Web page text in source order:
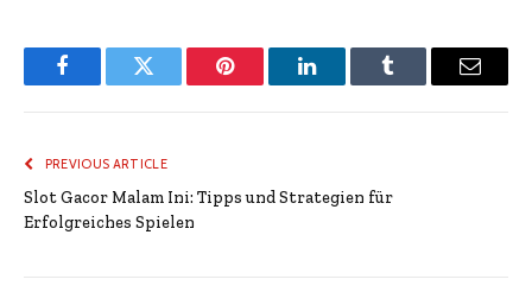
FacebookTwitter Pinterest LinkedInTumblr Email
PREVIOUS ARTICLE
Slot Gacor Malam Ini: Tipps und Strategien für
Erfolgreiches Spielen